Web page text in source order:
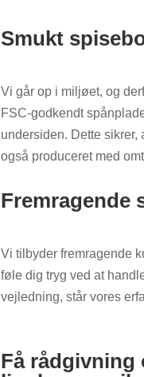
Smukt
Vi går op i miljøet, og
FSC-godkendt
undersiden. Dette sikrer,
også produceret med
Fremragende
Vi tilbyder fremragende
føle dig tryg ved at
vejledning, står vores
Få rådgivning